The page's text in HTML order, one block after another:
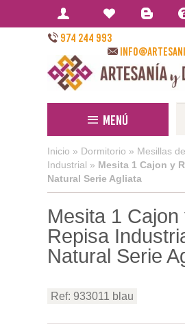
974 244 993
Menú
Inicio » Dormitorio » Mesillas
Industrial » Mesita 1 Cajon y
Natural Serie Agliata
Mesita 1 Cajon
Repisa
Natural Serie
Ref: 933011 blau